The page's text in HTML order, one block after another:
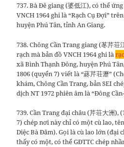
737. Bà Đê giang (婆低江), có thể
VNCH 1964 ghi là “Rạch Cụ Đợi”
huyện Phú Tân, tỉnh An Giang.
738. Chông Cần Trang giang (苳芹
rạch mà bản đồ VNCH 1964 ghi là
xã Bình Thạnh Đông, huyện Phú
1806 (quyển 7) viết là “蔠芹荘瀝”
khám, Chông Cần Trang, bản SEI
dịch NT 1972 phiên âm là “Đông
739. Cần Trang đại châu (芹荘大洲),
7) chép nơi này chỉ có một cù lao,
Diệc Bà Đăm). Gọi là cù lao lớn (đại
thấy có một, có thể GĐTTC chép